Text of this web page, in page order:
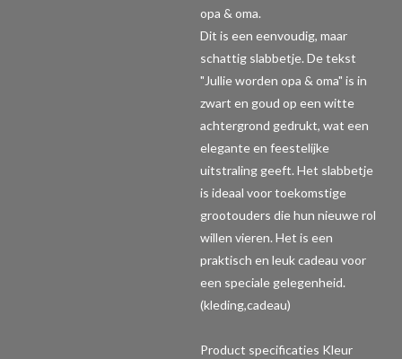
opa & oma.
Dit is een eenvoudig, maar
schattig slabbetje. De tekst
"Jullie worden opa & oma" is in
zwart en goud op een witte
achtergrond gedrukt, wat een
elegante en feestelijke
uitstraling geeft. Het slabbetje
is ideaal voor toekomstige
grootouders die hun nieuwe rol
willen vieren. Het is een
praktisch en leuk cadeau voor
een speciale gelegenheid.
(kleding,cadeau)
Product specificaties Kleur